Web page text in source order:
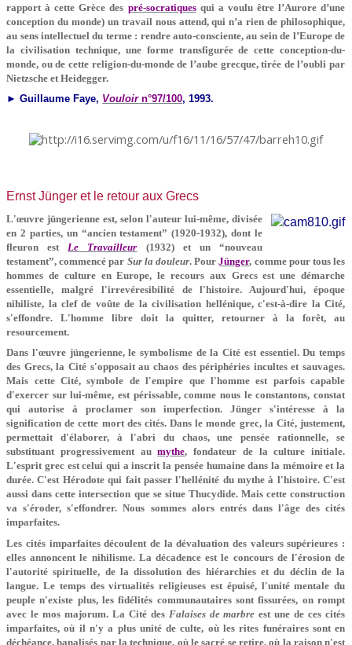
rapport à cette Grèce des pré-socratiquesqui a voulu être l’Aurore d’une
conception du monde) un travail nous attend, qui n’a rien de philosophique,
au sens intellectuel du terme : rendre auto-consciente, au sein de l’Europe de
la civilisation technique, une forme transfigurée de cette conception-du-
monde, ou de cette religion-du-monde de l’aube grecque, tirée de l’oubli par
Nietzsche et Heidegger.
► Guillaume Faye, Vouloirn°97/100, 1993.
Ernst Jünger et le retour aux Grecs
L'œuvre jüngerienne est, selon l'auteur lui-même, divisée
en 2 parties, un “ancien testament” (1920-1932), dont le
fleuron estLe Travailleur (1932) et un “nouveau
testament”, commencé par Sur la douleur. PourJünger, comme pour tous les
hommes de culture en Europe, le recours aux Grecs est une démarche
essentielle, malgré l'irrevéresibilité de l'histoire. Aujourd'hui, époque
nihiliste, la clef de voûte de la civilisation hellénique, c'est-à-dire la Cité,
s'effondre. L'homme libre doit la quitter, retourner à la forêt, au
resourcement.
Dans l'œuvre jüngerienne, le symbolisme de la Cité est essentiel. Du temps
des Grecs, la Cité s'opposait au chaos des périphéries incultes et sauvages.
Mais cette Cité, symbole de l'empire que l'homme est parfois capable
d'exercer sur lui-même, est périssable, comme nous le constantons, constat
qui autorise à proclamer son imperfection. Jünger s'intéresse à la
signification de cette mort des cités. Dans le monde grec, la Cité, justement,
permettait d'élaborer, à l'abri du chaos, une pensée rationnelle, se
substituant progressivement aumythe, fondateur de la culture initiale.
L'esprit grec est celui qui a inscrit la pensée humaine dans la mémoire et la
durée. C'est Hérodote qui fait passer l'hellénité du mythe à l'histoire. C'est
aussi dans cette intersection que se situe Thucydide. Mais cette construction
va s'éroder, s'effondrer. Nous sommes alors entrés dans l'âge des cités
imparfaites.
Les cités imparfaites découlent de la dévaluation des valeurs supérieures :
elles annoncent le nihilisme. La décadence est le concours de l'érosion de
l'autorité spirituelle, de la dissolution des hiérarchies et du déclin de la
langue. Le temps des virtualités religieuses est épuisé, l'unité mentale du
peuple n'existe plus, les fidélités communautaires sont fissurées, on rompt
avec le mos majorum. La Cité des Falaises de marbre est une de ces cités
imparfaites, où il n'y a plus unité de culte, où les rites funéraires sont en
déchéance, banalisés par la technique, où le sacré se retire, où la raison n'est